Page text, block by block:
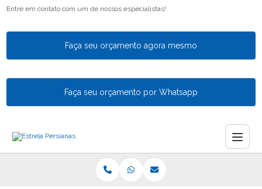
Entre em contato com um de nossos especialistas!
Faça seu orçamento agora mesmo
Faça seu orçamento por Whatsapp